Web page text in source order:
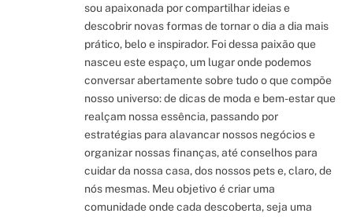
sou apaixonada por compartilhar ideias e
descobrir novas formas de tornar o dia a dia mais
prático, belo e inspirador. Foi dessa paixão que
nasceu este espaço, um lugar onde podemos
conversar abertamente sobre tudo o que compõe
nosso universo: de dicas de moda e bem-estar que
realçam nossa essência, passando por
estratégias para alavancar nossos negócios e
organizar nossas finanças, até conselhos para
cuidar da nossa casa, dos nossos pets e, claro, de
nós mesmas. Meu objetivo é criar uma
comunidade onde cada descoberta, seja uma